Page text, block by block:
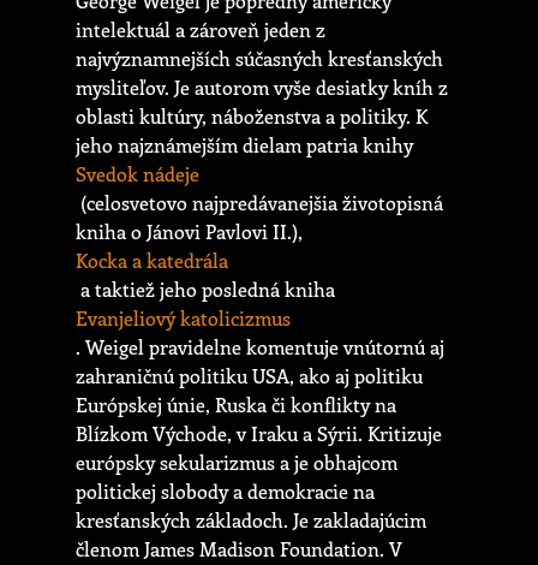
intelektuál a zároveň jeden z
najvýznamnejších súčasných kresťanských
mysliteľov. Je autorom vyše desiatky kníh z
oblasti kultúry, náboženstva a politiky. K
jeho najznámejším dielam patria knihy
Svedok nádeje
(celosvetovo najpredávanejšia životopisná
kniha o Jánovi Pavlovi II.),
Kocka a katedrála
a taktiež jeho posledná kniha
Evanjeliový katolicizmus
. Weigel pravidelne komentuje vnútornú aj
zahraničnú politiku USA, ako aj politiku
Európskej únie, Ruska či konflikty na
Blízkom Východe, v Iraku a Sýrii. Kritizuje
európsky sekularizmus a je obhajcom
politickej slobody a demokracie na
kresťanských základoch. Je zakladajúcim
členom James Madison Foundation. V